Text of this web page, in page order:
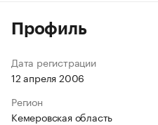
Профиль
Дата регистрации
12 апреля 2006
Регион
Кемеровская область